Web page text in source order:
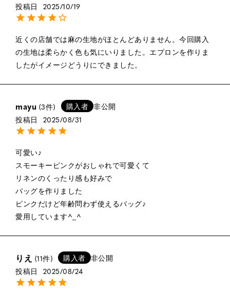
投稿日
2025/10/19
近くの店舗では麻の生地がほとんどありません。今回購入
の生地は柔らかく色も気にいりました。エプロンを作りま
したがイメージどうりにできました。
mayu 3 購入者 非公開
投稿日
2025/08/31
可愛い♪
スモーキーピンクがおしゃれで可愛くて
リネンのくったり感も好みで
バッグを作りました
ピンクだけど年齢問わず使えるバッグ♪
愛用しています^_^
りえ 11 購入者 非公開
投稿日
2025/08/24